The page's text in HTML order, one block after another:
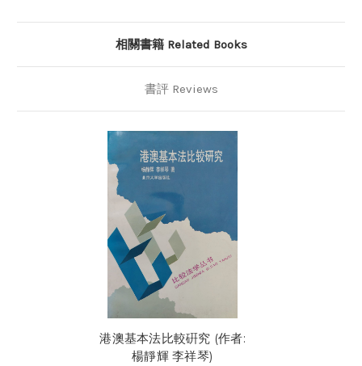
相關書籍 Related Books
書評 Reviews
港澳基本法比較硏究 (作者:
楊靜輝 李祥琴)